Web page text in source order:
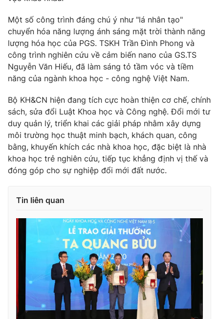
Sản phẩm
Thị trường
Tư vấn
Giao lưu trực tuyến
Lịch phát sóng
Chuyên mục khác
Photo Infographic
Video Shorts video
VTV Money VTV Thể thao
VTV Sức khoẻ
Thị trường 24h Tấm lòng Việt
Vươn mình bằng AI
VTV9 VTV8
Liên hệ tòa soạn English
Một số công trình đáng chú ý như "lá nhân tạo"
chuyển hóa năng lượng ánh sáng mặt trời thành năng
lượng hóa học của PGS. TSKH Trần Đình Phong và
công trình nghiên cứu về cảm biến nano của GS.TS
Nguyễn Văn Hiếu, đã làm sáng tỏ tầm vóc và tiềm
năng của ngành khoa học - công nghệ Việt Nam.
Bộ KH&CN hiện đang tích cực hoàn thiện cơ chế, chính
sách, sửa đổi Luật Khoa học và Công nghệ. Đổi mới tư
duy quản lý, triển khai các giải pháp nhằm xây dựng
môi trường học thuật minh bạch, khách quan, công
bằng, khuyến khích các nhà khoa học, đặc biệt là nhà
khoa học trẻ nghiên cứu, tiếp tục khẳng định vị thế và
đóng góp cho sự nghiệp đổi mới đất nước.
Tin liên quan